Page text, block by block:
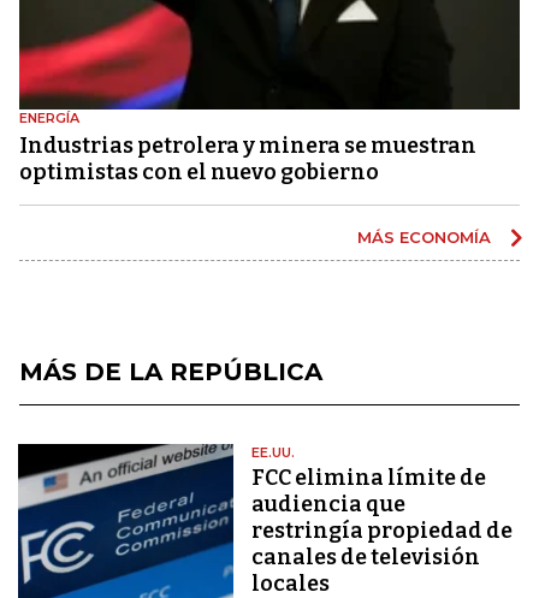
ENERGÍA
Industrias petrolera y minera se muestran
optimistas con el nuevo gobierno
MÁS ECONOMÍA
MÁS DE LA REPÚBLICA
EE.UU.
FCC elimina límite de
audiencia que
restringía propiedad de
canales de televisión
locales